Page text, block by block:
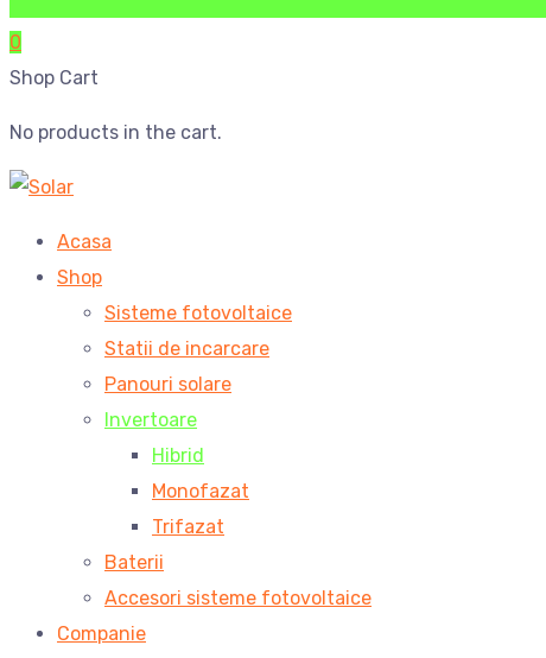
0
Shop Cart
No products in the cart.
Acasa
Shop
Sisteme fotovoltaice
Statii de incarcare
Panouri solare
Invertoare
Hibrid
Monofazat
Trifazat
Baterii
Accesori sisteme fotovoltaice
Companie